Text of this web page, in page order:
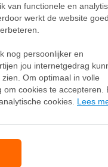
FG/AG
bij PUMA
van functionele en
werkt de website
nog persoonlijker en
jou internetgedrag
Om optimaal in volle
cookies te accepteren.
cookies. Lees